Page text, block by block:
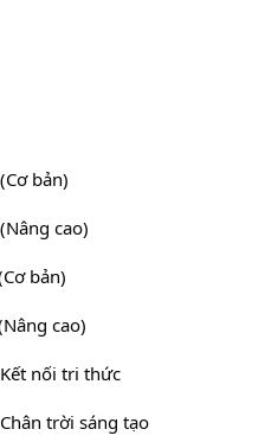
bản)
cao)
bản)
cao)
nối tri thức
trời sáng tạo